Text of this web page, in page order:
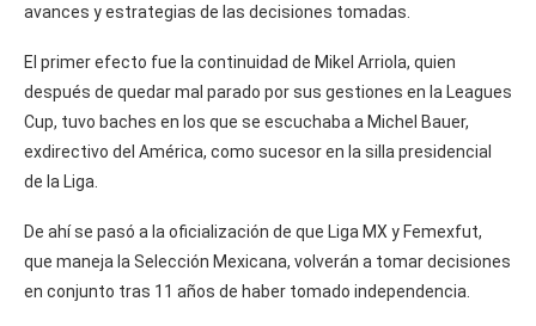
avances y estrategias de las decisiones tomadas.
El primer efecto fue la continuidad de Mikel Arriola, quien
después de quedar mal parado por sus gestiones en la Leagues
Cup, tuvo baches en los que se escuchaba a Michel Bauer,
exdirectivo del América, como sucesor en la silla presidencial
de la Liga.
De ahí se pasó a la oficialización de que Liga MX y Femexfut,
que maneja la Selección Mexicana, volverán a tomar decisiones
en conjunto tras 11 años de haber tomado independencia.